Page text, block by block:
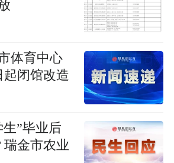
体育中心
起闭馆改造
”毕业后
瑞金市农业